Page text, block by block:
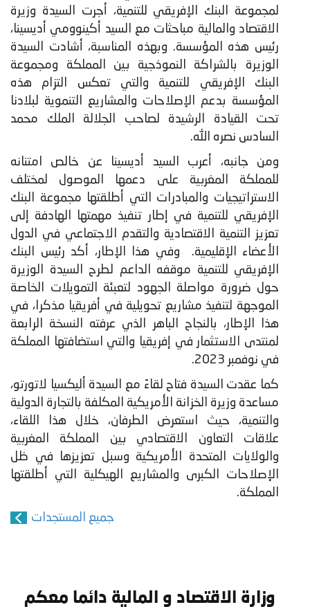
لمجموعة البنك الإفريقي للتنمية، أجرت السيدة وزيرة
الاقتصاد والمالية مباحثات مع السيد أكينوومي أديسينا،
رئيس هذه المؤسسة. وبهذه المناسبة، أشادت السيدة
الوزيرة بالشراكة النموذجية بين المملكة ومجموعة
البنك الإفريقي للتنمية والتي تعكس التزام هذه
المؤسسة بدعم الإصلاحات والمشاريع التنموية لبلادنا
تحت القيادة الرشيدة لصاحب الجلالة الملك محمد
السادس نصره الله.
ومن جانبه، أعرب السيد أديسينا عن خالص امتنانه
للمملكة المغربية على دعمها الموصول لمختلف
الاستراتيجيات والمبادرات التي أطلقتها مجموعة البنك
الإفريقي للتنمية في إطار تنفيذ مهمتها الهادفة إلى
تعزيز التنمية الاقتصادية والتقدم الاجتماعي في الدول
الأعضاء الإقليمية. وفي هذا الإطار، أكد رئيس البنك
الإفريقي للتنمية موقفه الداعم لطرح السيدة الوزيرة
حول ضرورة مواصلة الجهود لتعبئة التمويلات الخاصة
الموجهة لتنفيذ مشاريع تحويلية في أفريقيا مذكرا، في
هذا الإطار، بالنجاح الباهر الذي عرفته النسخة الرابعة
لمنتدى الاستثمار في إفريقيا والتي استضافتها المملكة
في نوفمبر 2023.
كما عقدت السيدة فتاح لقاءً مع السيدة أليكسيا لاتورتو،
مساعدة وزيرة الخزانة الأمريكية المكلفة بالتجارة الدولية
والتنمية، حيث استعرض الطرفان، خلال هذا اللقاء،
علاقات التعاون الاقتصادي بين المملكة المغربية
والولايات المتحدة الأمريكية وسبل تعزيزها في ظل
الإصلاحات الكبرى والمشاريع الهيكلية التي أطلقتها
المملكة.
جميع المستجدات
وزارة الاقتصاد و المالية دائما معكم